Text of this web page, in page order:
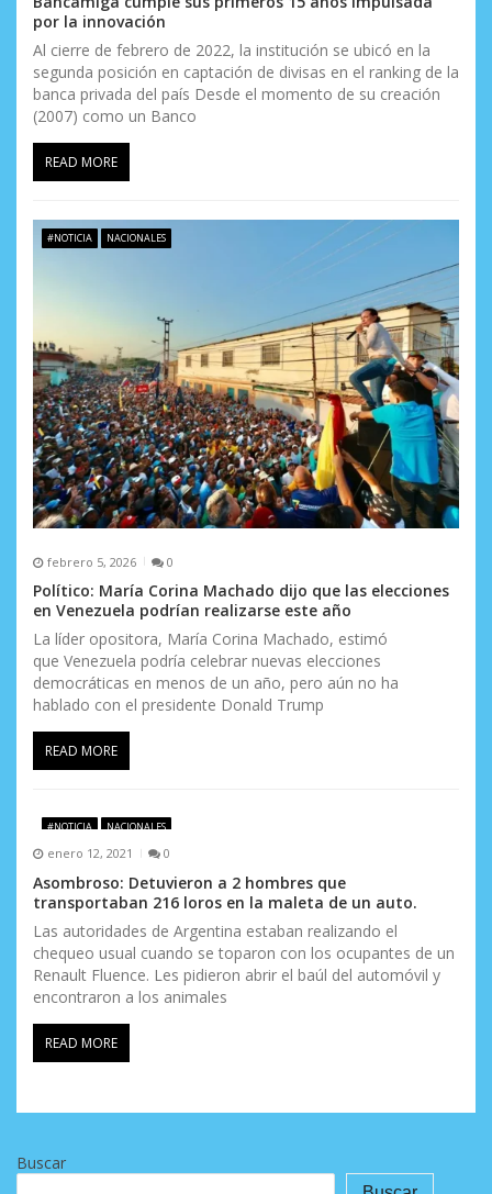
por la innovación
Al cierre de febrero de 2022, la institución se ubicó en la
segunda posición en captación de divisas en el ranking de la
banca privada del país Desde el momento de su creación
(2007) como un Banco
READ MORE
#NOTICIA NACIONALES
febrero 5, 2026 0
Político: María Corina Machado dijo que las elecciones
en Venezuela podrían realizarse este año
La líder opositora, María Corina Machado, estimó
que Venezuela podría celebrar nuevas elecciones
democráticas en menos de un año, pero aún no ha
hablado con el presidente Donald Trump
READ MORE
#NOTICIA NACIONALES
enero 12, 2021 0
Asombroso: Detuvieron a 2 hombres que
transportaban 216 loros en la maleta de un auto.
Las autoridades de Argentina estaban realizando el
chequeo usual cuando se toparon con los ocupantes de un
Renault Fluence. Les pidieron abrir el baúl del automóvil y
encontraron a los animales
READ MORE
Buscar